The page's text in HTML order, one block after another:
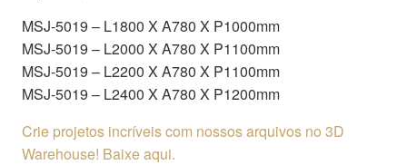
MSJ-5019 – L1800 X A780 X P1000mm
MSJ-5019 – L2000 X A780 X P1100mm
MSJ-5019 – L2200 X A780 X P1100mm
MSJ-5019 – L2400 X A780 X P1200mm
Crie projetos incríveis com nossos arquivos no 3D
Warehouse! Baixe aqui.